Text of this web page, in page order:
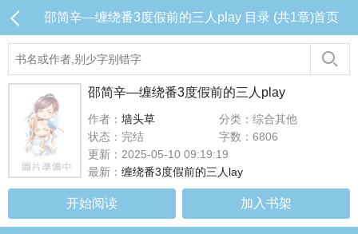
邵简辛—缠绕番3度假前的三人play 目录 (共1章)首页
邵简辛—缠绕番3度假前的三人play
作者： 墙头草
分类：综合其他
状态：完结
字数：6806
更新：2025-05-10 09:19:19
最新： 缠绕番3度假前的三人lay
开始阅读 加入书架